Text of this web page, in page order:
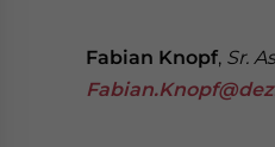
Fabian Knopf, Sr.